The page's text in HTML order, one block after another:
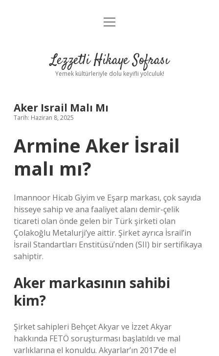
Anasayfa
Yasal Uyarı
menüyü
Lezzetli Hikaye Sofrası
Yemek kültürleriyle dolu keyifli yolculuk!
Aker Israil Malı Mı
Tarih: Haziran 8, 2025
Armine Aker İsrail
malı mı?
Imannoor Hicab Giyim ve Eşarp markası, çok sayıda
hisseye sahip ve ana faaliyet alanı demir-çelik
ticareti olan önde gelen bir Türk şirketi olan
Çolakoğlu Metalurji’ye aittir. Şirket ayrıca İsrail’in
İsrail Standartları Enstitüsü’nden (SII) bir sertifikaya
sahiptir.
Aker markasının sahibi
kim?
Şirket sahipleri Behçet Akyar ve İzzet Akyar
hakkında FETÖ soruşturması başlatıldı ve mal
varlıklarına el konuldu. Akyarlar’ın 2017’de el